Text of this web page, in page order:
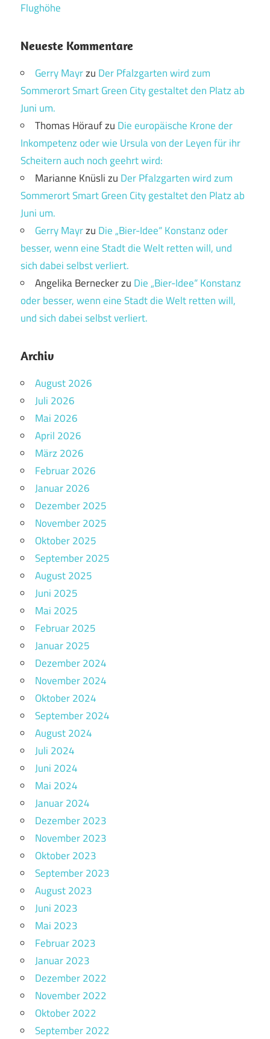
Flughöhe
Neueste Kommentare
Gerry Mayrzu Der Pfalzgarten wird zum
Sommerort Smart Green City gestaltet den Platz ab
Juni um.
Thomas Höraufzu Die europäische Krone der
Inkompetenz oder wie Ursula von der Leyen für ihr
Scheitern auch noch geehrt wird:
Marianne Knüslizu Der Pfalzgarten wird zum
Sommerort Smart Green City gestaltet den Platz ab
Juni um.
Gerry Mayrzu Die „Bier-Idee“ Konstanz oder
besser, wenn eine Stadt die Welt retten will, und
sich dabei selbst verliert.
Angelika Berneckerzu Die „Bier-Idee“ Konstanz
oder besser, wenn eine Stadt die Welt retten will,
und sich dabei selbst verliert.
Archiv
August 2026
Juli 2026
Mai 2026
April 2026
März 2026
Februar 2026
Januar 2026
Dezember 2025
November 2025
Oktober 2025
September 2025
August 2025
Juni 2025
Mai 2025
Februar 2025
Januar 2025
Dezember 2024
November 2024
Oktober 2024
September 2024
August 2024
Juli 2024
Juni 2024
Mai 2024
Januar 2024
Dezember 2023
November 2023
Oktober 2023
September 2023
August 2023
Juni 2023
Mai 2023
Februar 2023
Januar 2023
Dezember 2022
November 2022
Oktober 2022
September 2022